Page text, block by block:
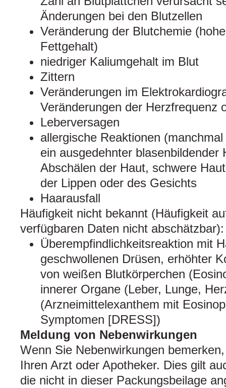
Änderungen bei den Blutzellen
Veränderung der Blutchemie
Fettgehalt)
niedriger Kaliumgehalt im Blut
Zittern
Veränderungen im
Veränderungen der Herzfrequenz
Leberversagen
allergische Reaktionen
ein ausgedehnter blasenbildender
Abschälen der Haut, schwere
der Lippen oder des Gesichts
Haarausfall
Häufigkeit nicht bekannt (Häufigkeit
verfügbaren Daten nicht abschätzbar):
Überempfindlichkeitsreaktion mit
geschwollenen Drüsen, erhöhter
von weißen Blutkörperchen
innerer Organe (Leber, Lunge,
(Arzneimittelexanthem mit
Symptomen [DRESS])
Meldung von Nebenwirkungen
Wenn Sie Nebenwirkungen
Ihren Arzt oder Apotheker. Dies gilt
die nicht in dieser Packungsbeilage